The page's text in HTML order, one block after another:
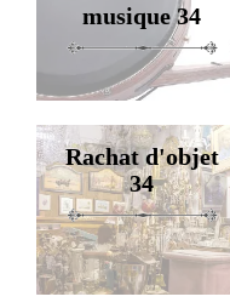
musique 34
Rachat d'objet
34